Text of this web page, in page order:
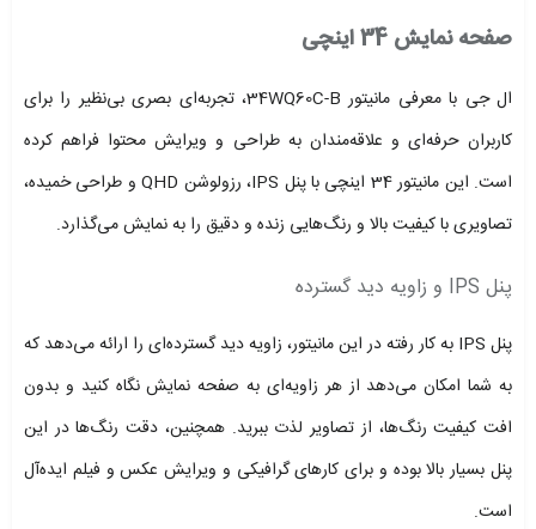
صفحه نمایش 34 اینچی
ال جی با معرفی مانیتور 34WQ60C-B، تجربه‌ای بصری بی‌نظیر را برای
کاربران حرفه‌ای و علاقه‌مندان به طراحی و ویرایش محتوا فراهم کرده
است. این مانیتور 34 اینچی با پنل IPS، رزولوشن QHD و طراحی خمیده،
تصاویری با کیفیت بالا و رنگ‌هایی زنده و دقیق را به نمایش می‌گذارد.
پنل IPS و زاویه دید گسترده
پنل IPS به کار رفته در این مانیتور، زاویه دید گسترده‌ای را ارائه می‌دهد که
به شما امکان می‌دهد از هر زاویه‌ای به صفحه نمایش نگاه کنید و بدون
افت کیفیت رنگ‌ها، از تصاویر لذت ببرید. همچنین، دقت رنگ‌ها در این
پنل بسیار بالا بوده و برای کارهای گرافیکی و ویرایش عکس و فیلم ایده‌آل
است.